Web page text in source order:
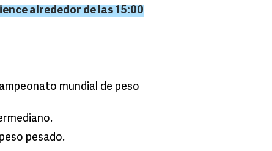
alrededor de las 15:00
mundial de peso
pesado.